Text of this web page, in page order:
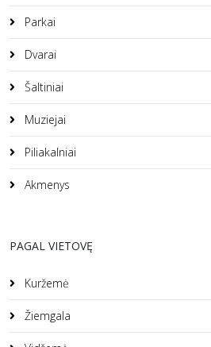
Parkai
Dvarai
Šaltiniai
Muziejai
Piliakalniai
Akmenys
PAGAL VIETOVĘ
Kuržemė
Žiemgala